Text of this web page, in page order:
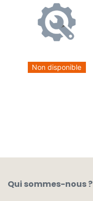
Non disponible
Qui sommes-nous ?